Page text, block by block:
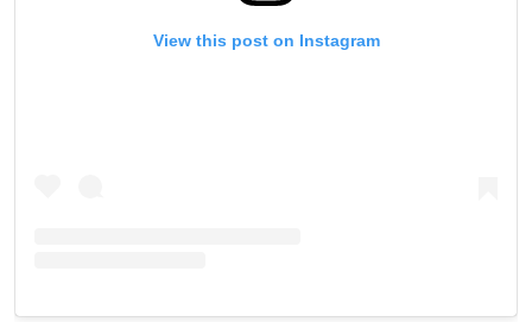
View this post on Instagram